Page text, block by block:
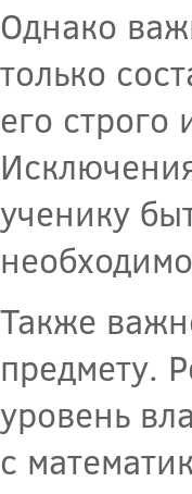
Однако
только
его строго
ученику
Также
предмету.
уровень
с